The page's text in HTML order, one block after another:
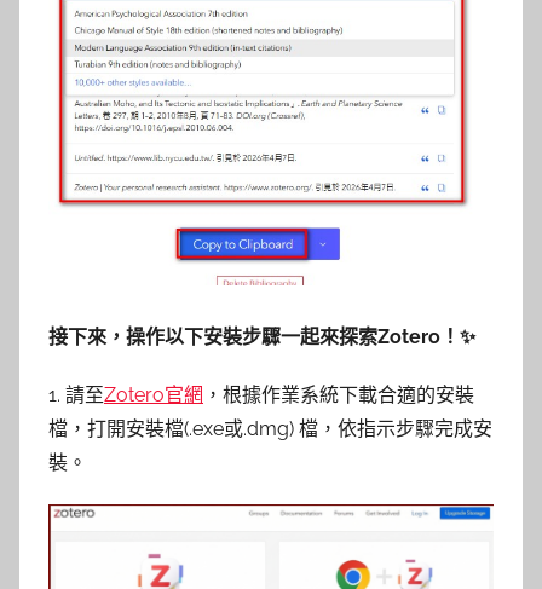
接下來， 操作以下安裝步驟一起來探索Zotero！ ✨
1. 請至Zotero官網 ，根據作業系統下載合適的安裝
檔，打開安裝檔(.exe或.dmg) 檔，依指示步驟完成安
裝。